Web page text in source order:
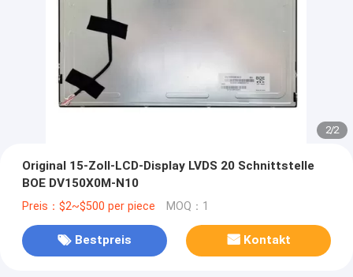
2/2
Original 15-Zoll-LCD-Display LVDS 20 Schnittstelle
BOE DV150X0M-N10
Preis：$2~$500 per piece MOQ：1
Bestpreis Kontakt